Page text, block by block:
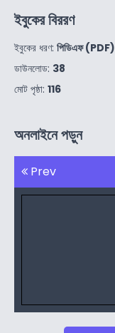
ইবুকের বিররণ
ইবুকের ধরণ: পিডিএফ (PDF)
ডাউনলোড: 38
মোট পৃষ্ঠা: 116
অনলাইনে পড়ুন
Prev